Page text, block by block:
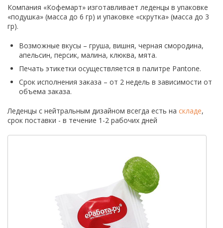
Компания «Кофемарт» изготавливает леденцы в упаковке
«подушка» (масса до 6 гр) и упаковке «скрутка» (масса до 3
гр).
Возможные вкусы – груша, вишня, черная смородина,
апельсин, персик, малина, клюква, мята.
Печать этикетки осуществляется в палитре Pantone.
Срок исполнения заказа – от 2 недель в зависимости от
объема заказа.
Леденцы с нейтральным дизайном всегда есть на складе,
срок поставки - в течение 1-2 рабочих дней